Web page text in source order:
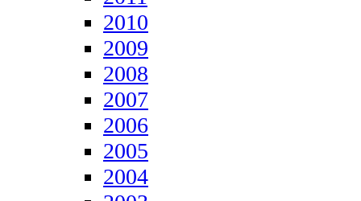
2010
2009
2008
2007
2006
2005
2004